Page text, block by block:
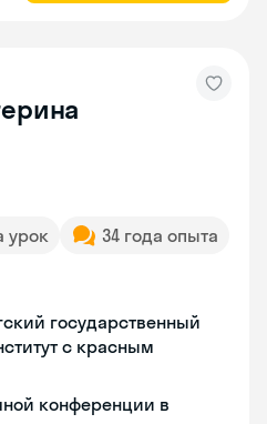
урок
34 года опыта
государственный
с красным
конференции в